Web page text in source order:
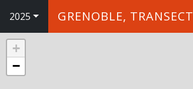
2025 GRENOBLE, TRANSECT
+
−